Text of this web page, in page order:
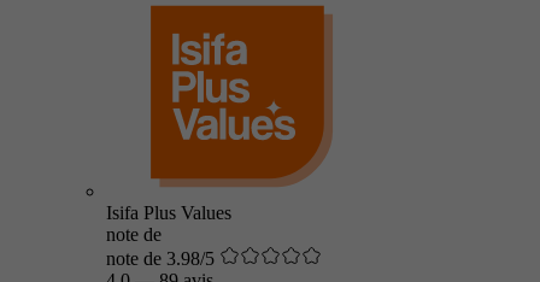
Isifa Plus Values
note de
note de 3.98/5